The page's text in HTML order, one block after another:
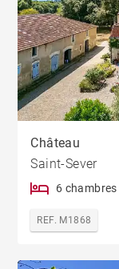
Château
Saint-Sever
6 chambres
REF. M1868